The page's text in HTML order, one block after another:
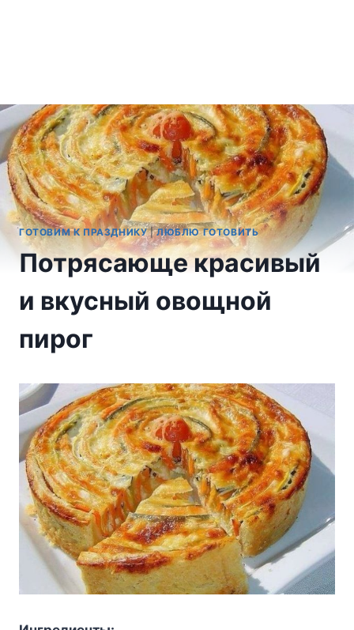
ГОТОВИМ К ПРАЗДНИКУ|ЛЮБЛЮ ГОТОВИТЬ
Потрясающе красивый
и вкусный овощной
пирог